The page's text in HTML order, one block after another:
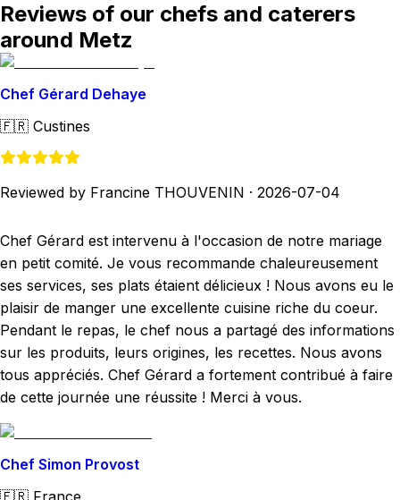
Reviews of our chefs and caterers
around Metz
Chef Gérard Dehaye
🇫🇷 Custines
Reviewed by Francine THOUVENIN · 2026-07-04
Chef Gérard est intervenu à l'occasion de notre mariage
en petit comité. Je vous recommande chaleureusement
ses services, ses plats étaient délicieux ! Nous avons eu le
plaisir de manger une excellente cuisine riche du coeur.
Pendant le repas, le chef nous a partagé des informations
sur les produits, leurs origines, les recettes. Nous avons
tous appréciés. Chef Gérard a fortement contribué à faire
de cette journée une réussite ! Merci à vous.
Chef Simon Provost